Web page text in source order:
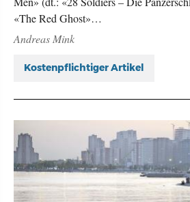
Men» (dt.: «28 Soldiers – Die
«The Red Ghost»…
Andreas Mink
Kostenpflichtiger Artikel